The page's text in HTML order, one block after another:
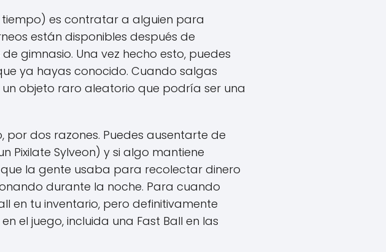
es contratar a alguien para
están disponibles después de
gimnasio. Una vez hecho esto, puedes
ya hayas conocido. Cuando salgas
objeto raro aleatorio que podría ser una
dos razones. Puedes ausentarte de
Pixilate Sylveon) y si algo mantiene
la gente usaba para recolectar dinero
durante la noche. Para cuando
en tu inventario, pero definitivamente
el juego, incluida una Fast Ball en las